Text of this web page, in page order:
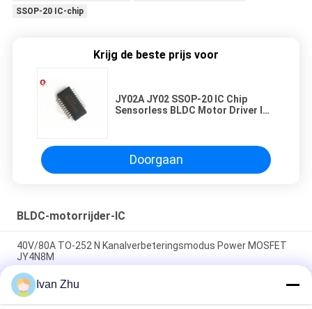
SSOP-20 IC-chip
Krijg de beste prijs voor
JY02A JY02 SSOP-20 IC Chip
Sensorless BLDC Motor Driver IC
Doorgaan
BLDC-motorrijder-IC
40V/80A TO-252 N Kanalverbeteringsmodus Power MOSFET
JY4N8M
P-kanaalverbeteringsmodus Power MOSFET JY4P7M voor
hoge stroombelasting
Ivan Zhu